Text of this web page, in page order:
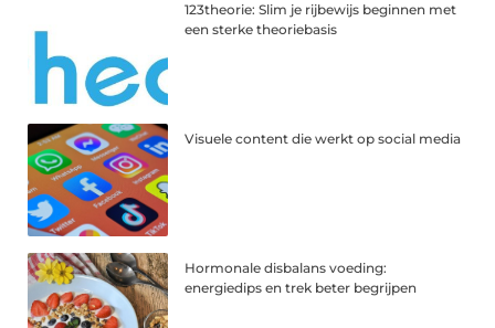
123theorie: Slim je rijbewijs beginnen met
een sterke theoriebasis
Visuele content die werkt op social media
Hormonale disbalans voeding:
energiedips en trek beter begrijpen